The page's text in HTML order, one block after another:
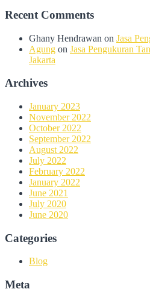
Recent Comments
Ghany Hendrawan on Jasa
Agung on Jasa Pengukuran
Jakarta
Archives
January 2023
November 2022
October 2022
September 2022
August 2022
July 2022
February 2022
January 2022
June 2021
July 2020
June 2020
Categories
Blog
Meta